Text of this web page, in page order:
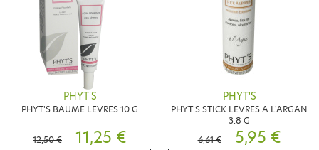
PHYT'S
PHYT'S BAUME LEVRES 10 G
12,50 € 11,25 €
PHYT'S
PHYT'S STICK LEVRES A L'ARGAN
3.8 G
6,61 €
5,95 €